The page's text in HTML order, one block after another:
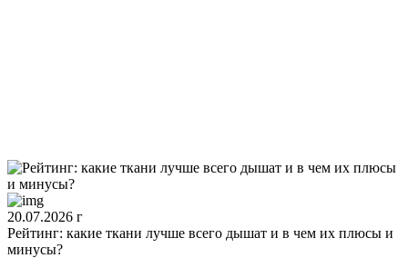
20.07.2026 г
Рейтинг: какие ткани лучше всего дышат и в чем их плюсы и
минусы?